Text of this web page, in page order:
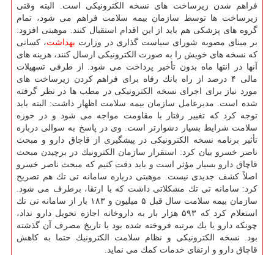
فراهم شدن زیرساخت های نسخه الكترونیكی است. البته وقتی
زیرساخت ها توسط سازمان بیمه سلامت فراهم می شود، تمام
گروه های پزشكی هم باید از این اقدام استقبال كنند. موهبتی افزود:
بر مبنای مصوبه شورای سیاست گذاری در وزارت بهداشت، كسانی
كه نسخه های خویش را به صورت الكترونیكی ارسال كنند، هزینه های
آنها در انتها ماه بدون تأخیر پرداخت می شود. از طرفی تسهیلات
مالی ۴ درصد از راه بانك رفاه برای فراهم كردن زیرساخت های
مورد نیاز برای اجرای نسخه الكترونیكی در مطب ها در نظر گرفته
شده است. مدیرعامل سازمان بیمه سلامت اظهار داشت: البته باید
توجه كرد كه تغییر رفتار با مقاومت مواجه می شود و در حوزه
سلامت شرایط بسیار دشوارتر است. وی در پاسخ به سوالی درباره
تأثیر برنامه نسخه الكترونیكی در پیشگیری از قاچاق دارو و مبحث
ناصر خسرو بیان كرد: استقرار سازمان الكترونیك در برچیدن مبحث
قاچاق دارو بسیار مؤثر است و باید دقت كنیم كه مبحث ناصر خسرو
اصلاً كشف جدیدی نیست. موهبتی درباره سامانه تی تك هم تصریح
كرد: سامانه تی تك مشكلاتی داشت كه با ارتقا، برطرف می شود.
سازمان بیمه سلامت سال قبل ۵ میلیون و ۱۸۳ بار از سامانه تی تك
استعلام كرد كه ۵۹۳ هزار بار به داروخانه اجازه تحویل دارو نداد،
چونكه دارو یا یك مرتبه فروخته شده بود یا تاریخ مصرف آن گذشته
بود. نسخه الكترونیكی و نظام سلامت الكترونیك حتما به كاهش
قاچاق دارو و ارتقای خدمات كمك می نماید.